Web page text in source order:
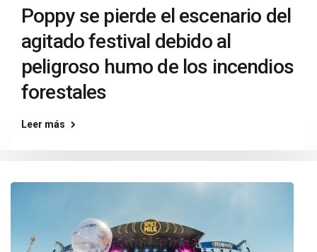
Poppy se pierde el escenario del
agitado festival debido al
peligroso humo de los incendios
forestales
Leer más